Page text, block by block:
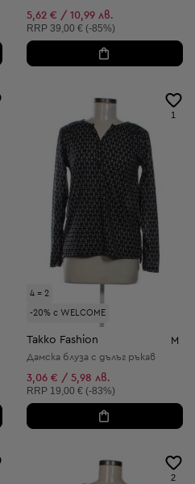
5,62 € / 10,99 лв.
Препоръчителна цена:
RRP 39,00 € (-85%)
4 = 2
-20% с WELCOME
1
Takko Fashion M
Дамска блуза с дълъг ръкав
3,06 € / 5,98 лв.
Препоръчителна цена:
RRP 19,00 € (-83%)
2